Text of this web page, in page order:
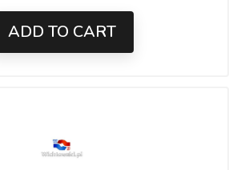
ADD TO CART